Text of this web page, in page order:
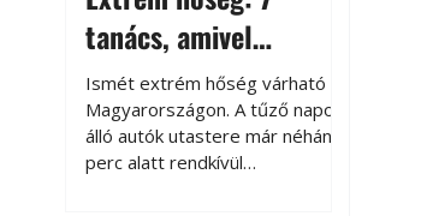
tanács, amivel
megóvhatjuk
autónkat a nyári
károktól
Ismét extrém hőség várható
Magyarországon. A tűző napon
álló autók utastere már néhány
perc alatt rendkívül